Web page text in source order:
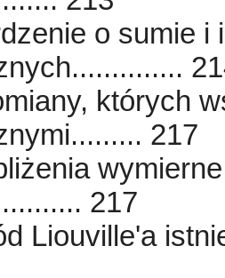
o sumie i
których
217
217
Liouville'a